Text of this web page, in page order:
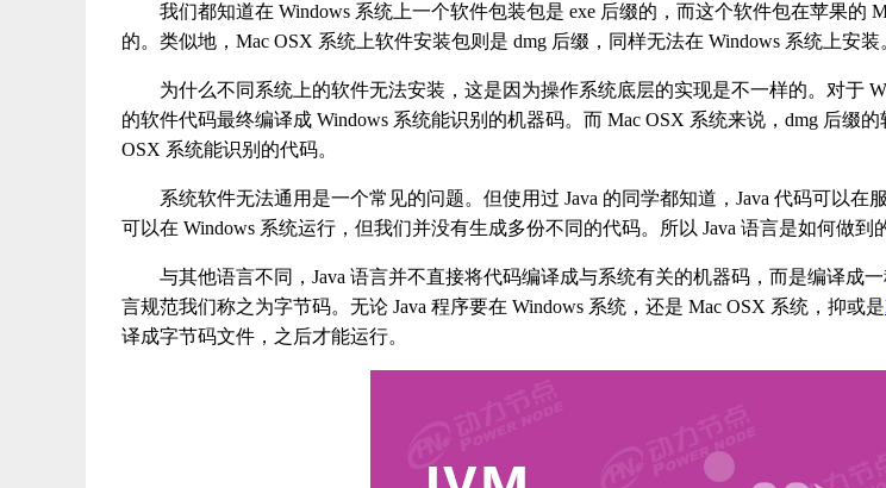
我们都知道在 Windows 系统上一个软件包装包是 exe 后缀的，而这个软件包在苹果的
的。类似地，Mac OSX 系统上软件安装包则是 dmg 后缀，同样无法在 Windows 系统上安装
为什么不同系统上的软件无法安装，这是因为操作系统底层的实现是不一样的。对于
的软件代码最终编译成 Windows 系统能识别的机器码。而 Mac OSX 系统来说，dmg 后缀
OSX 系统能识别的代码。
系统软件无法通用是一个常见的问题。但使用过 Java 的同学都知道，Java 代码可以在
可以在 Windows 系统运行，但我们并没有生成多份不同的代码。所以 Java 语言是如何做到
与其他语言不同，Java 语言并不直接将代码编译成与系统有关的机器码，而是编译成
言规范我们称之为字节码。无论 Java 程序要在 Windows 系统，还是 Mac OSX 系统，抑或是
译成字节码文件，之后才能运行。